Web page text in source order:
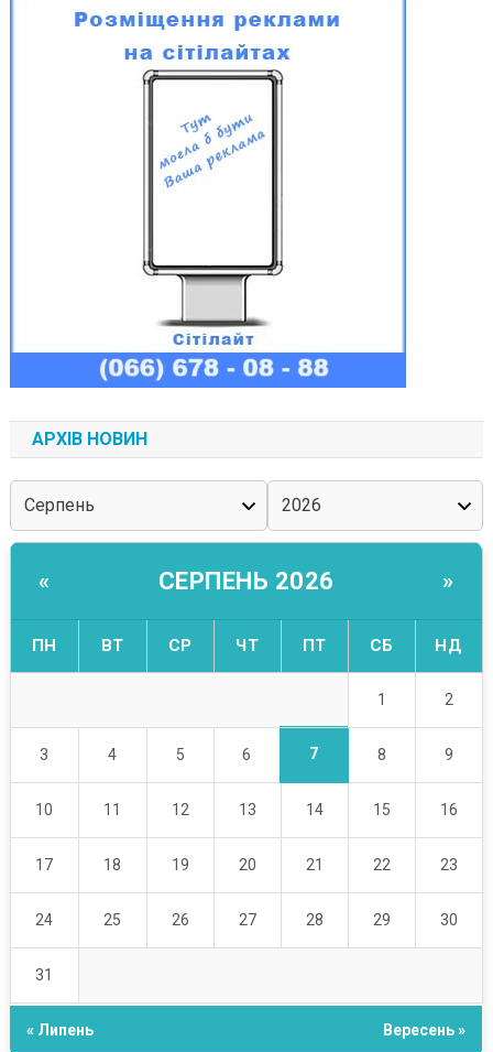
АРХІВ НОВИН
« СЕРПЕНЬ 2026 »
ПН ВТ СР ЧТ ПТ СБ НД
1 2
3 4 5 6 7 8 9
10 11 12 13 14 15 16
17 18 19 20 21 22 23
24 25 26 27 28 29 30
31
« Липень Вересень »